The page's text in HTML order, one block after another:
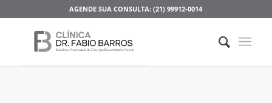
AGENDE SUA CONSULTA: (21) 99912-0014